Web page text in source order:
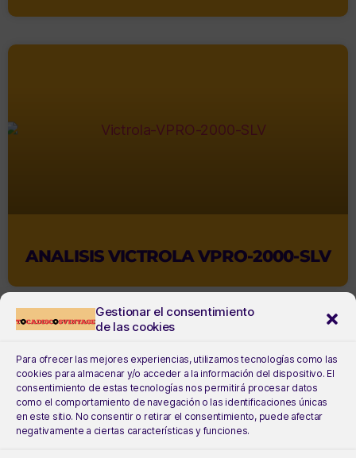
Gestionar el consentimiento
de las cookies
Para ofrecer las mejores experiencias, utilizamos tecnologías como las
cookies para almacenar y/o acceder a la información del dispositivo. El
consentimiento de estas tecnologías nos permitirá procesar datos
como el comportamiento de navegación o las identificaciones únicas
en este sitio. No consentir o retirar el consentimiento, puede afectar
negativamente a ciertas características y funciones.
ANALISIS VICTROLA VPRO-2000-SLV